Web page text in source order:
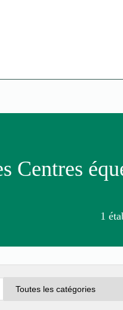
Centres
1